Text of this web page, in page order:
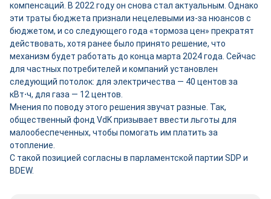
компенсаций. В 2022 году он снова стал актуальным. Однако
эти траты бюджета признали нецелевыми из-за нюансов с
бюджетом, и со следующего года «тормоза цен» прекратят
действовать, хотя ранее было принято решение, что
механизм будет работать до конца марта 2024 года. Сейчас
для частных потребителей и компаний установлен
следующий потолок: для электричества — 40 центов за
кВт⋅ч, для газа — 12 центов.
Мнения по поводу этого решения звучат разные. Так,
общественный фонд VdK призывает ввести льготы для
малообеспеченных, чтобы помогать им платить за
отопление.
С такой позицией согласны в парламентской партии SDP и
BDEW.